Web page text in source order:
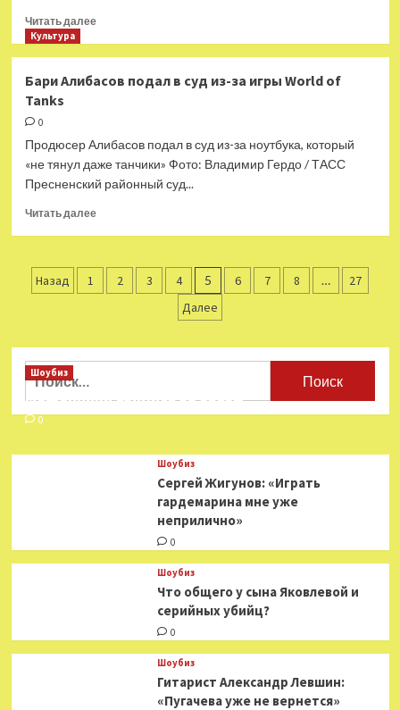
Читать далееПрочитать
Дайнеко
мистическом
песен
на
Культура
Бари Алибасов подал в суд из-за игры World of
Tanks
0
Продюсер Алибасов подал в суд из-за ноутбука, который
«не тянул даже танчики» Фото: Владимир Гердо / ТАСС
Пресненский районный суд...
Читать далееПрочитать
Алибасов
подал
из-
за
World
of
Пагинация
Назад 1 2 3 4 5 6 7 8 …
27
Далее
Найти:
Шоубиз
Мошенники взялись за звезд
0
Шоубиз
Сергей Жигунов: «Играть
гардемарина мне уже
неприлично»
0
Шоубиз
Что общего у сына Яковлевой и
серийных убийц?
0
Шоубиз
Гитарист Александр Левшин:
«Пугачева уже не вернется»